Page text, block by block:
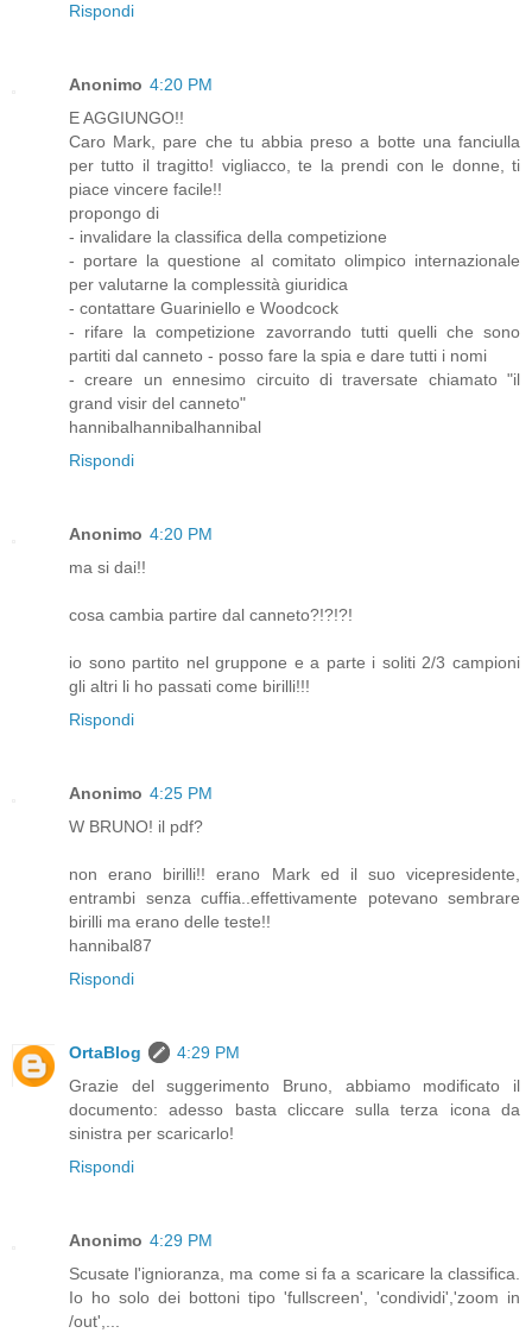
Rispondi
Anonimo 4:20 PM
E AGGIUNGO!!
Caro Mark, pare che tu abbia preso a botte una fanciulla
per tutto il tragitto! vigliacco, te la prendi con le donne, ti
piace vincere facile!!
propongo di
- invalidare la classifica della competizione
- portare la questione al comitato olimpico internazionale
per valutarne la complessità giuridica
- contattare Guariniello e Woodcock
- rifare la competizione zavorrando tutti quelli che sono
partiti dal canneto - posso fare la spia e dare tutti i nomi
- creare un ennesimo circuito di traversate chiamato "il
grand visir del canneto"
hannibalhannibalhannibal
Rispondi
Anonimo 4:20 PM
ma si dai!!
cosa cambia partire dal canneto?!?!?!
io sono partito nel gruppone e a parte i soliti 2/3 campioni
gli altri li ho passati come birilli!!!
Rispondi
Anonimo 4:25 PM
W BRUNO! il pdf?
non erano birilli!! erano Mark ed il suo vicepresidente,
entrambi senza cuffia..effettivamente potevano sembrare
birilli ma erano delle teste!!
hannibal87
Rispondi
OrtaBlog
4:29 PM
Grazie del suggerimento Bruno, abbiamo modificato il
documento: adesso basta cliccare sulla terza icona da
sinistra per scaricarlo!
Rispondi
Anonimo 4:29 PM
Scusate l'ignioranza, ma come si fa a scaricare la classifica.
Io ho solo dei bottoni tipo 'fullscreen', 'condividi','zoom in
/out',...